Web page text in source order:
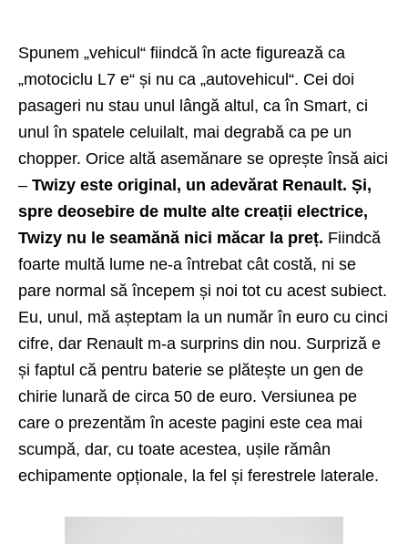
Spunem „vehicul“ fiindcă în acte figurează ca
„motociclu L7 e“ și nu ca „autovehicul“. Cei doi
pasageri nu stau unul lângă altul, ca în Smart, ci
unul în spatele celuilalt, mai degrabă ca pe un
chopper. Orice altă asemănare se oprește însă aici
– Twizy este original, un adevărat Renault. Și,
spre deosebire de multe alte creații electrice,
Twizy nu le seamănă nici măcar la preț. Fiindcă
foarte multă lume ne-a întrebat cât costă, ni se
pare normal să începem și noi tot cu acest subiect.
Eu, unul, mă așteptam la un număr în euro cu cinci
cifre, dar Renault m-a surprins din nou. Surpriză e
și faptul că pentru baterie se plătește un gen de
chirie lunară de circa 50 de euro. Versiunea pe
care o prezentăm în aceste pagini este cea mai
scumpă, dar, cu toate acestea, ușile rămân
echipamente opționale, la fel și ferestrele laterale.